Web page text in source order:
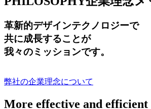
革新的デザインテクノロジーで
共に成長することが
我々のミッションです。
弊社の企業理念について
More effective and efficient